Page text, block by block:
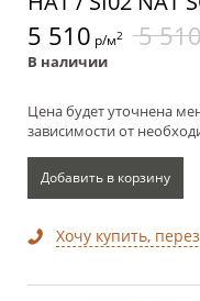
5 510 р/м2 5
В наличии
Цена будет уточнена
зависимости от
Добавить в корзину
Хочу купить,